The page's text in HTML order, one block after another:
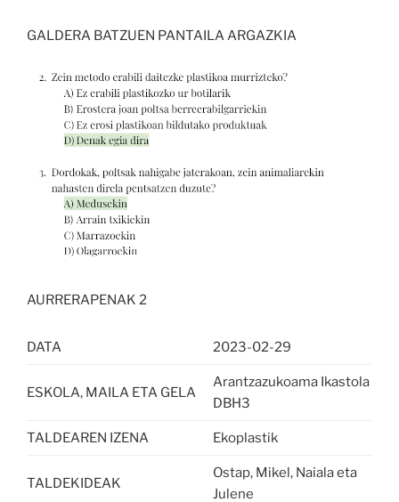
GALDERA BATZUEN PANTAILA ARGAZKIA
AURRERAPENAK 2
DATA 2023-02-29
ESKOLA, MAILA ETA GELA
Arantzazukoama Ikastola
DBH3
TALDEAREN IZENA Ekoplastik
TALDEKIDEAK
Ostap, Mikel, Naiala eta
Julene